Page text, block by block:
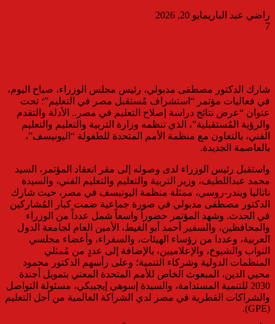
راضي عبد الباريمايو 20, 2026
7
شارك الدكتور مصطفى مدبولي، رئيس مجلس الوزراء، صباح اليوم،
في فعاليات مؤتمر “استشراف مُستقبل مصر في التعليم”؛ تحت
عنوان “عرض نتائج دراسة إصلاح التعليم في مصر.. الأدلة والتقدم
والرؤية المُستقبلية”، الذي تنظمه وزارة التربية والتعليم والتعليم
الفني، بالتعاون مع منظمة الأمم المتحدة للطفولة “اليونيسف”،
بالعاصمة الجديدة.
واستقبل رئيس الوزراء لدى وصوله إلى مقر انعقاد المؤتمر، السيد
محمد عبداللطيف، وزير التربية والتعليم والتعليم الفني، والسيدة
ناتاليا ويندر-روسي، ممثلة منظمة اليونيسف في مصر، حيث شارك
الدكتور مصطفى مدبولي في صورة جماعية ضمت كبار المُشاركين
في الحدث. وشهد المؤتمر حضوراً واسعاً شمل عدداً من الوزراء
والمحافظين، والسفير أحمد أبو الغيط، الأمين العام لجامعة الدول
العربية، وعددا من رؤساء الهيئات، والسفراء، وأعضاء مجلسي
النواب والشيوخ، والإعلاميين، بالإضافة إلى عددٍ من مُمثلي
المنظمات الدولية وشركاء التنمية؛ وعلى رأسهم الدكتور محمود
محيي الدين، المبعوث الخاص للأمم المتحدة المعني بتمويل أجندة
2030 للتنمية المستدامة، والسيدة إسوهي إيجبيكي، مسئولة التواصل
والشراكات القطرية في مصر لدي الشراكة العالمية من أجل التعليم
(GPE).